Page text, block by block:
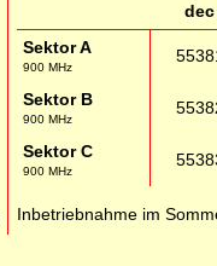
dec
Sektor A
900 MHz
Sektor B
900 MHz
Sektor C
900 MHz
Inbetriebnahme im